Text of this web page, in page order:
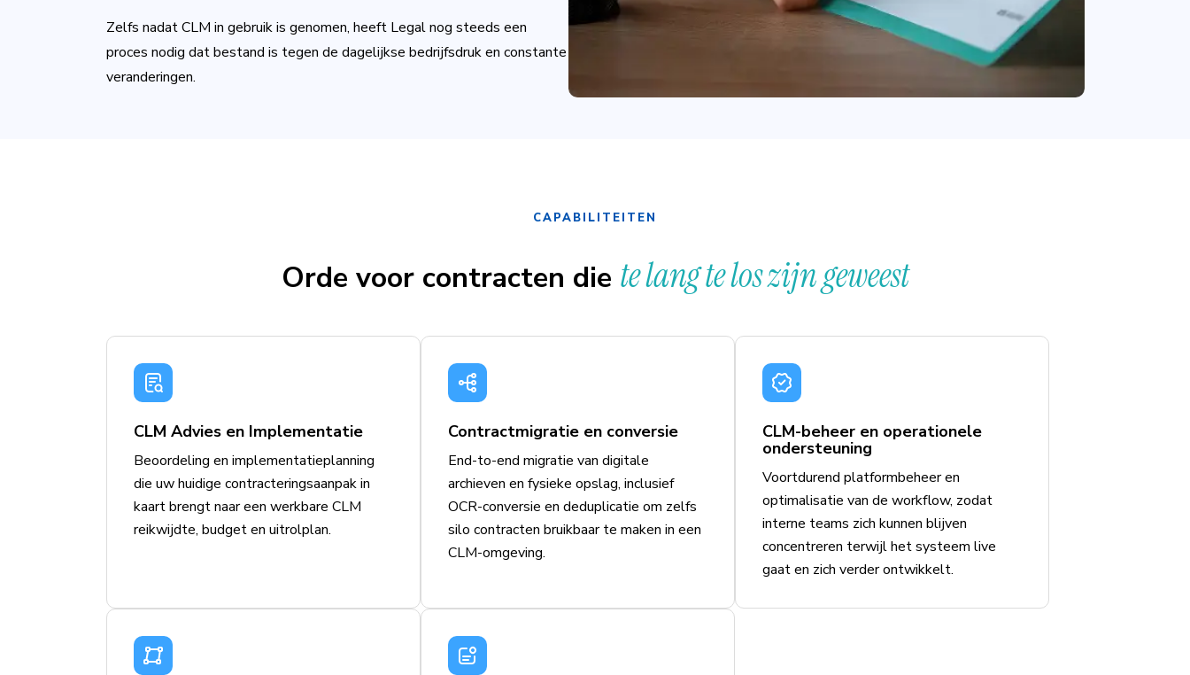
Zelfs nadat CLM in gebruik is genomen, heeft Legal nog steeds een
proces nodig dat bestand is tegen de dagelijkse bedrijfsdruk en constante
veranderingen.
CAPABILITEITEN
Orde voor contracten die te lang te los zijn geweest
CLM Advies en Implementatie
Beoordeling en implementatieplanning
die uw huidige contracteringsaanpak in
kaart brengt naar een werkbare CLM
reikwijdte, budget en uitrolplan.
Contractmigratie en conversie
End-to-end migratie van digitale
archieven en fysieke opslag, inclusief
OCR-conversie en deduplicatie om zelfs
silo contracten bruikbaar te maken in een
CLM-omgeving.
CLM-beheer en operationele
ondersteuning
Voortdurend platformbeheer en
optimalisatie van de workflow, zodat
interne teams zich kunnen blijven
concentreren terwijl het systeem live
gaat en zich verder ontwikkelt.